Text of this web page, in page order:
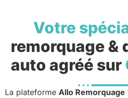
Votre
remorquage &
auto agréé sur
La plateforme Allo Remorquage